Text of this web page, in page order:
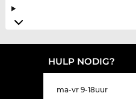
HULP NODIG?
ma-vr 9-18uur